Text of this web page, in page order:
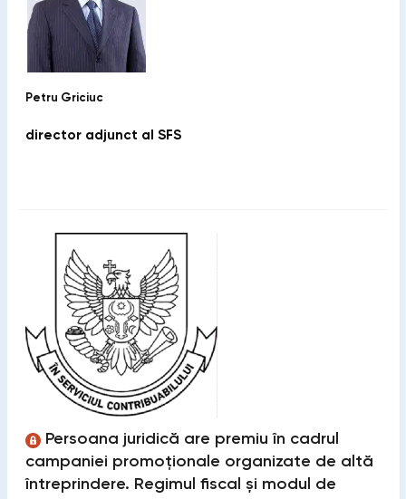
Petru Griciuc
director adjunct al SFS
Persoana juridică are premiu în cadrul
campaniei promoționale organizate de altă
întreprindere. Regimul fiscal și modul de